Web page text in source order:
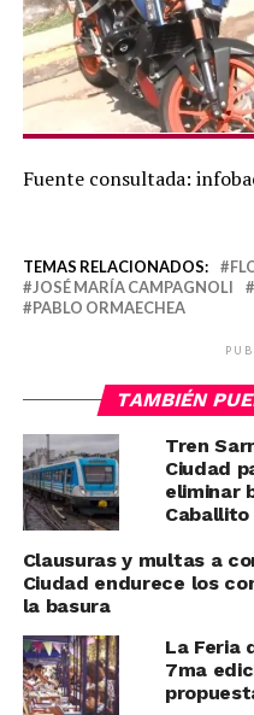
Fuente consultada:
TEMAS RELACIONADOS:
JOSÉ MARÍA CAMPAGNOLI
PABLO ORMAECHEA
TAMBIÉN
Tren
Ciudad
eliminar
Caballito
Clausuras y multas a
Ciudad endurece los
la basura
La Feria
7ma